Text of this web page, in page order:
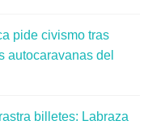
pide civismo tras
autocaravanas del
billetes: Labraza